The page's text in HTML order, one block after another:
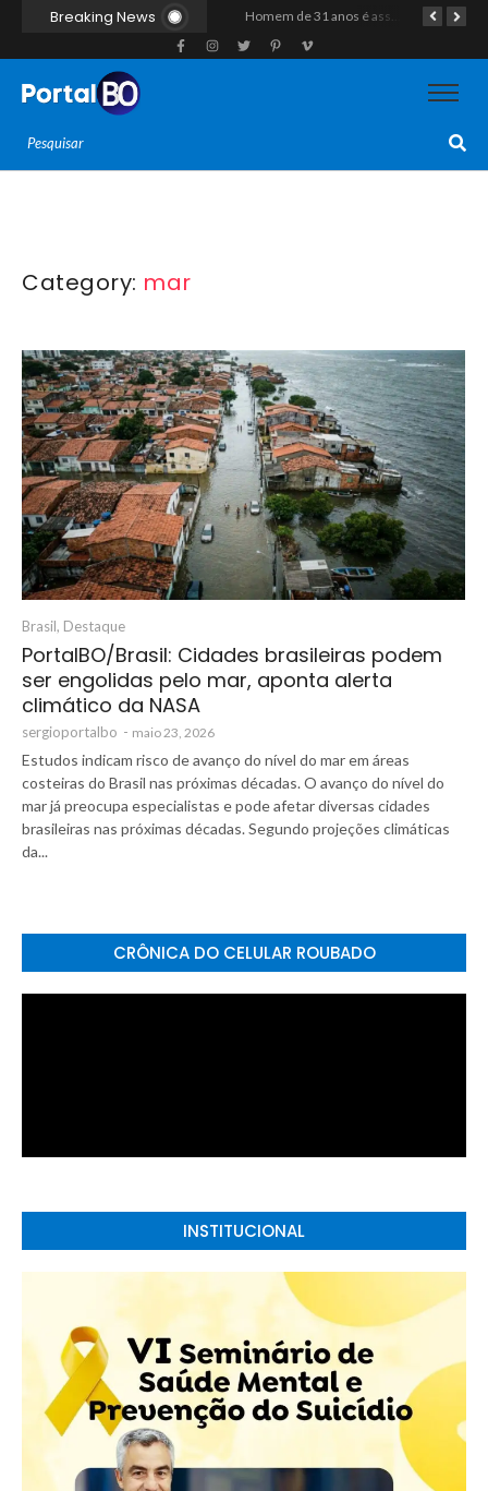
Breaking News Homem de 31 anos é assassinado a golpes de arma branca após discussão na zona rural de Baraúna
Category: mar
Brasil, Destaque
PortalBO/Brasil: Cidades brasileiras podem
ser engolidas pelo mar, aponta alerta
climático da NASA
sergioportalbo - maio 23, 2026
Estudos indicam risco de avanço do nível do mar em áreas
costeiras do Brasil nas próximas décadas. O avanço do nível do
mar já preocupa especialistas e pode afetar diversas cidades
brasileiras nas próximas décadas. Segundo projeções climáticas
da...
CRÔNICA DO CELULAR ROUBADO
INSTITUCIONAL